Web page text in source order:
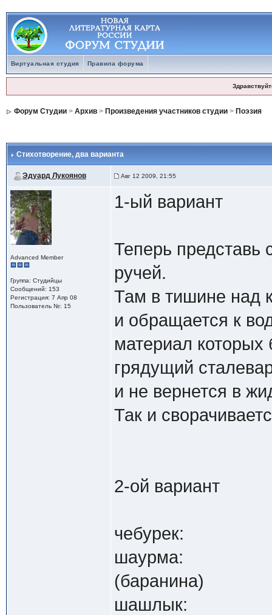
Виртуальная студия Правила форума
Форум Студии> Архив> Произведения участников студии> Поэзия
Стихотворение, два варианта
Эдуард Лукоянов Авг 12 2009, 21:55
Advanced Member
Группа: Студийцы
Сообщений: 153
Регистрация: 7 Апр 08
Пользователь №: 15
1-ый вариант
Теперь представь
ручей.
Там в тишине над
и обращается к
материал
грядущий
и не вернется в
Так и
2-ой вариант
чебурек:
шаурма:
(баранина)
шашлык: